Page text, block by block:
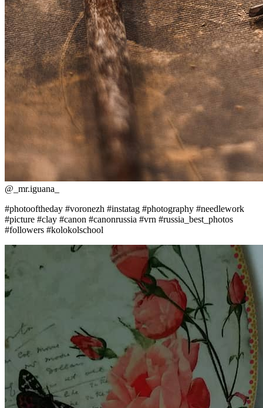
@ _mr.iguana_
#photooftheday #voronezh #instatag #photography #needlework
#picture #clay #canon #canonrussia #vrn #russia_best_photos
#followers #kolokolschool